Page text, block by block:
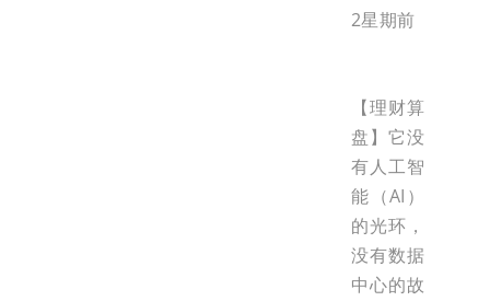
2星期前
【理财算
盘】它没
有人工智
能（AI）
的光环，
没有数据
中心的故